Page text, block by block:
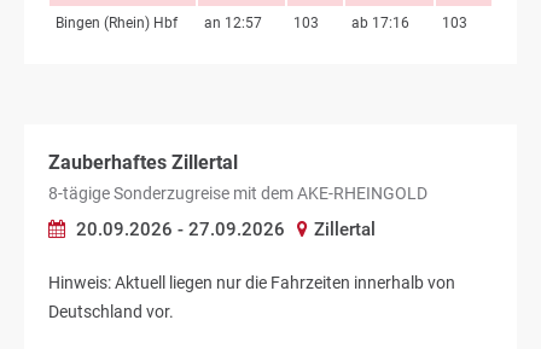
Bingen (Rhein) Hbf
an 12:57 103 ab 17:16 103
Zauberhaftes Zillertal
8-tägige Sonderzugreise mit dem AKE-RHEINGOLD
20.09.2026 - 27.09.2026 Zillertal
Hinweis: Aktuell liegen nur die Fahrzeiten innerhalb von
Deutschland vor.